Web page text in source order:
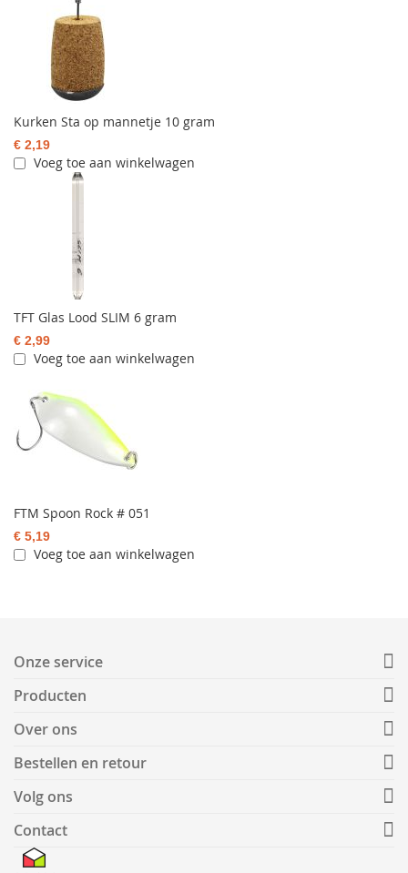
Kurken Sta op mannetje 10 gram
€ 2,19
Voeg toe aan winkelwagen
TFT Glas Lood SLIM 6 gram
€ 2,99
Voeg toe aan winkelwagen
FTM Spoon Rock # 051
€ 5,19
Voeg toe aan winkelwagen
Onze service
Producten
Over ons
Bestellen en retour
Volg ons
Contact